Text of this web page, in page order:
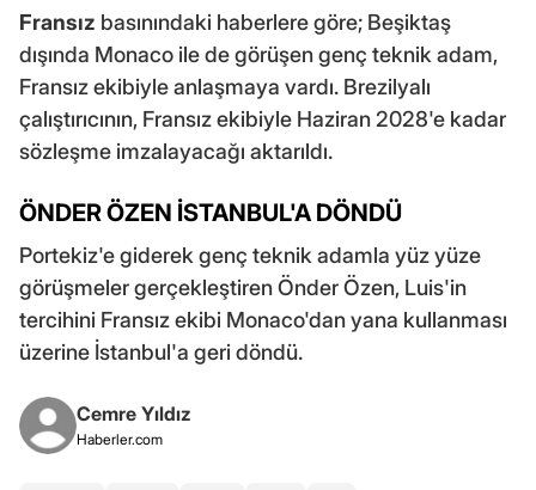
Fransız basınındaki haberlere göre; Beşiktaş
dışında Monaco ile de görüşen genç teknik adam,
Fransız ekibiyle anlaşmaya vardı. Brezilyalı
çalıştırıcının, Fransız ekibiyle Haziran 2028'e kadar
sözleşme imzalayacağı aktarıldı.
ÖNDER ÖZEN İSTANBUL'A DÖNDÜ
Portekiz'e giderek genç teknik adamla yüz yüze
görüşmeler gerçekleştiren Önder Özen, Luis'in
tercihini Fransız ekibi Monaco'dan yana kullanması
üzerine İstanbul'a geri döndü.
Cemre Yıldız
Haberler.com